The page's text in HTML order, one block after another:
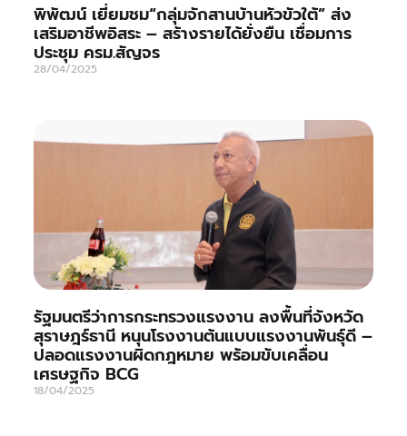
พิพัฒน์ เยี่ยมชม“กลุ่มจักสานบ้านหัวขัวใต้” ส่ง
เสริมอาชีพอิสระ – สร้างรายได้ยั่งยืน เชื่อมการ
ประชุม ครม.สัญจร
28/04/2025
รัฐมนตรีว่าการกระทรวงแรงงาน ลงพื้นที่จังหวัด
สุราษฎร์ธานี หนุนโรงงานต้นแบบแรงงานพันธุ์ดี –
ปลอดแรงงานผิดกฎหมาย พร้อมขับเคลื่อน
เศรษฐกิจ BCG
18/04/2025